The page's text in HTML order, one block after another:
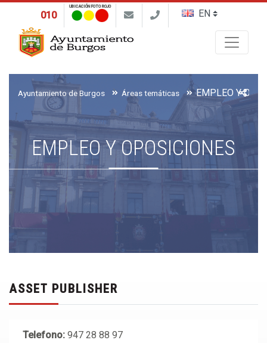
010
UBICACIÓN FOTO ROJO
Ayuntamiento de Burgos Áreas temáticas EMPLEO Y
EMPLEO Y OPOSICIONES
ASSET PUBLISHER
Telefono: 947 28 88 97